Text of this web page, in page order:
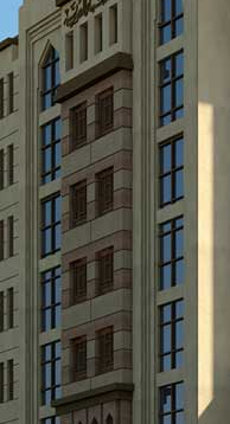
حجز موعد
الفتوى الهاتفية
مَواقِيتُ
القاهرة · 08 أغسطس 2026 م
الفجر
4 :42
الشروق
6 :18
الظهر